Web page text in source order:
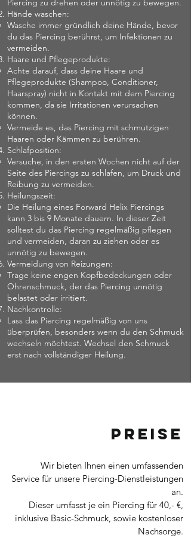
Piercing zu drehen oder unnötig zu bewegen.
Hände waschen:
Wasche immer gründlich deine Hände, bevor
du das Piercing berührst, um Infektionen zu
vermeiden.
Haare und Pflegeprodukte:
Achte darauf, dass deine Haare und
Pflegeprodukte (Shampoo, Conditioner,
Haarspray) nicht in Kontakt mit dem Piercing
kommen, da sie Irritationen verursachen
können.
Vermeide es, das Piercing mit schmutzigen
Haaren oder Kämmen zu berühren.
Schlafposition:
Versuche, in den ersten Wochen nicht auf der
Seite des Piercings zu schlafen, um Druck und
Reibung zu vermeiden.
Heilungszeit:
Die Heilung eines Forward Helix Piercings
kann 3 bis 9 Monate dauern. In dieser Zeit
solltest du das Piercing regelmäßig pflegen
und vermeiden, daran zu ziehen oder es
unnötig zu bewegen.
Vermeidung von Reizungen:
Trage keine engen Kopfbedeckungen oder
Ohrenschmuck, der das Piercing unnötig
belastet oder irritiert.
Nachkontrolle:
Lass das Piercing regelmäßig von uns
überprüfen, besonders wenn du den Schmuck
wechseln möchtest. Wechsel den Schmuck
erst nach vollständiger Heilung.
Preise
Wir bieten Ihnen einen umfassenden
Service für unsere Piercing-Dienstleistungen
an.
Dieser umfasst je ein Piercing für 40,- €,
inklusive Basic-Schmuck, sowie kostenloser
Nachsorge.